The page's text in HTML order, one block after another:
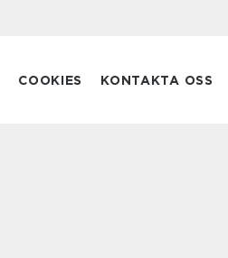
COOKIES KONTAKTA OSS